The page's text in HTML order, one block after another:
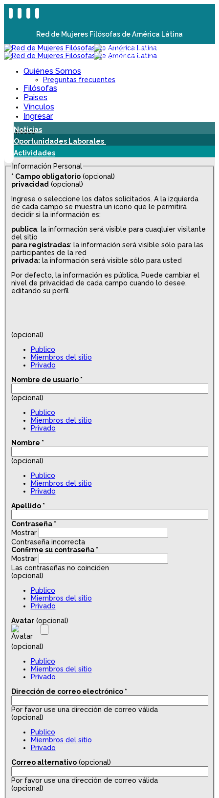
Red de Mujeres Filósofas de América Látina
Quiénes Somos
Preguntas frecuentes
Filósofas
Paises
Vínculos
Ingresar
Noticias
Oportunidades Laborales
Actividades
Información Personal
* Campo obligatorio (opcional)
privacidad (opcional)
Ingrese o seleccione los datos solicitados. A la izquierda
de cada campo se muestra un icono que le permitirá
decidir si la información es:
publica: la información será visible para cuaqluier visitante
del sitio
para registradas: la información será visible sólo para las
participantes de la red
privada: la información será visible sólo para usted
Por defecto, la información es pública. Puede cambiar el
nivel de privacidad de cada campo cuando lo desee,
editando su perfil
(opcional)
Publico
Miembros del sitio
Privado
Nombre de usuario*
(opcional)
Publico
Miembros del sitio
Privado
Nombre *
(opcional)
Publico
Miembros del sitio
Privado
Apellido*
Contraseña*
Mostrar
Contraseña incorrecta
Confirme su contraseña*
Mostrar
Las contraseñas no coinciden
(opcional)
Publico
Miembros del sitio
Privado
Avatar (opcional)
(opcional)
Publico
Miembros del sitio
Privado
Dirección de correo electrónico*
Por favor use una dirección de correo válida
(opcional)
Publico
Miembros del sitio
Privado
Correo alternativo (opcional)
Por favor use una dirección de correo válida
(opcional)